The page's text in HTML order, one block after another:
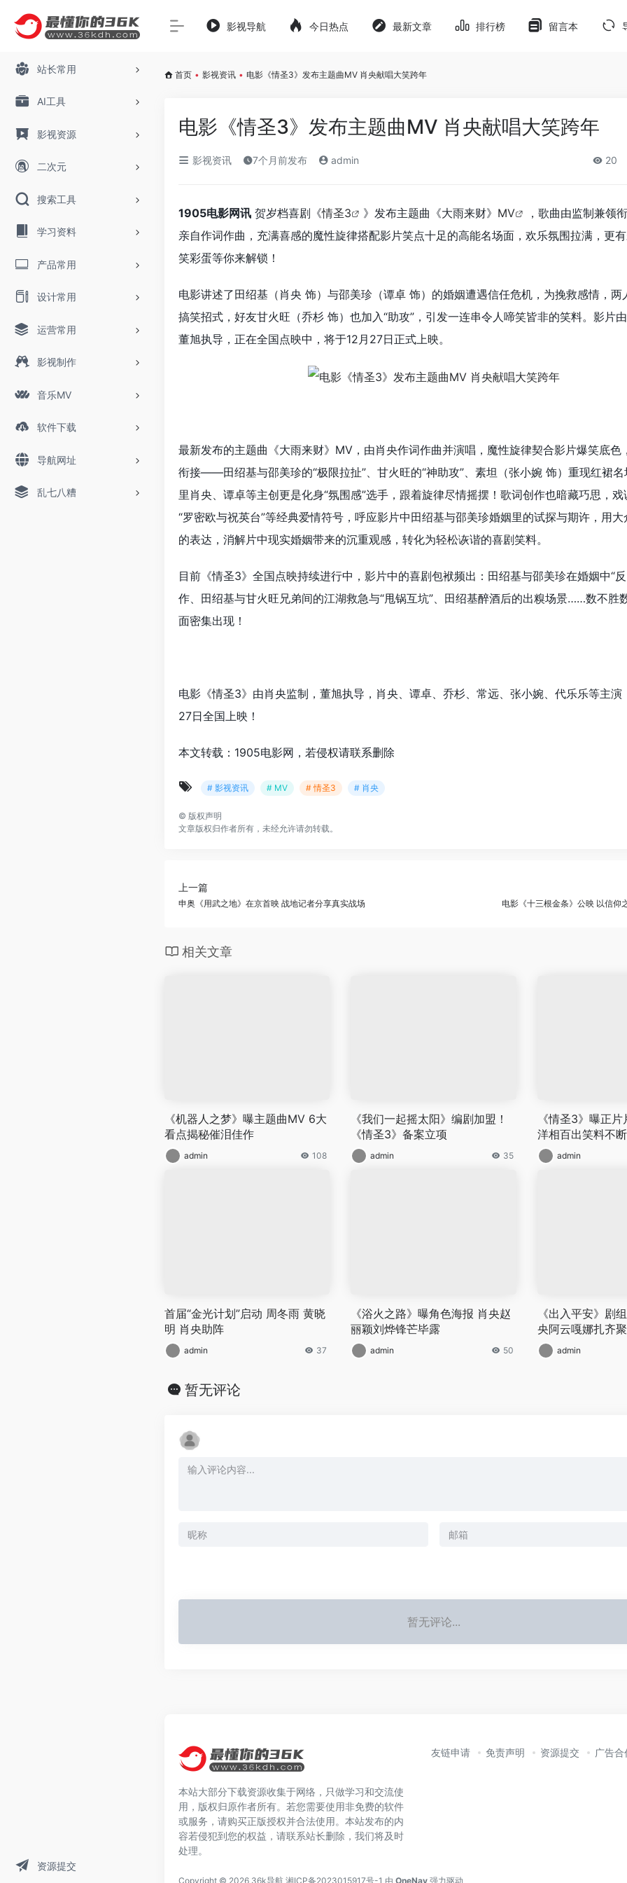
站长常用
AI工具
影视资源
二次元
搜索工具
学习资料
产品常用
设计常用
运营常用
影视制作
音乐MV
软件下载
导航网址
乱七八糟
资源提交
影视导航 今日热点 最新文章 排行榜 留言本
首页 • 影视资讯 • 电影《情圣3》发布主题曲MV 肖央献唱大笑跨年
电影《情圣3》发布主题曲MV 肖央献唱大笑跨年
影视资讯 7个月前发布 admin 20
1905电影网讯 贺岁档喜剧《情圣3 》发布主题曲《大雨来财》 MV
，歌曲由监制兼领
亲自作词作曲，充满喜感的魔性旋律搭配影片笑点十足的高能名场面，欢乐氛围拉满，更
笑彩蛋等你来解锁！
电影讲述了田绍基（肖央 饰）与邵美珍（谭卓 饰）的婚姻遭遇信任危机，为挽救感情，两
搞笑招式，好友甘火旺（乔杉 饰）也加入“助攻”，引发一连串令人啼笑皆非的笑料。影片
董旭执导，正在全国点映中，将于12月27日正式上映。
最新发布的主题曲《大雨来财》MV，由肖央作词作曲并演唱，魔性旋律契合影片爆笑底色
衔接——田绍基与邵美珍的“极限拉扯”、甘火旺的“神助攻”、素坦（张小婉 饰）重现红裙
里肖央、谭卓等主创更是化身“氛围感”选手，跟着旋律尽情摇摆！歌词创作也暗藏巧思，
“罗密欧与祝英台”等经典爱情符号，呼应影片中田绍基与邵美珍婚姻里的试探与期许，用
的表达，消解片中现实婚姻带来的沉重观感，转化为轻松诙谐的喜剧笑料。
目前《情圣3》全国点映持续进行中，影片中的喜剧包袱频出：田绍基与邵美珍在婚姻中“
作、田绍基与甘火旺兄弟间的江湖救急与“甩锅互坑”、田绍基醉酒后的出糗场景……数不胜
面密集出现！
电影《情圣3》由肖央监制，董旭执导，肖央、谭卓、乔杉、常远、张小婉、代乐乐等主演
27日全国上映！
本文转载：1905电影网，若侵权请联系删除
# 影视资讯 # MV # 情圣3 # 肖央
© 版权声明
文章版权归作者所有，未经允许请勿转载。
上一篇
申奥《用武之地》在京首映 战地记者分享真实战场 电影《十三根金条》公映 以信仰
相关文章
《机器人之梦》曝主题曲MV 6大
看点揭秘催泪佳作
admin 108
《我们一起摇太阳》编剧加盟！
《情圣3》备案立项
admin 35
《情圣3》曝正
洋相百出笑料不断
admin
首届“金光计划”启动 周冬雨 黄晓
明 肖央助阵
admin 37
《浴火之路》曝角色海报 肖央赵
丽颖刘烨锋芒毕露
admin 50
《出入平安》剧
央阿云嘎娜扎齐聚
admin
暂无评论
暂无评论...
本站大部分下载资源收集于网络，只做学习和交流使
用，版权归原作者所有。若您需要使用非免费的软件
或服务，请购买正版授权并合法使用。本站发布的内
容若侵犯到您的权益，请联系站长删除，我们将及时
处理。
友链申请 免责声明 资源提交 广告合
Copyright © 2026 36k导航 湘ICP备2023015917号-1 由 OneNav 强力驱动